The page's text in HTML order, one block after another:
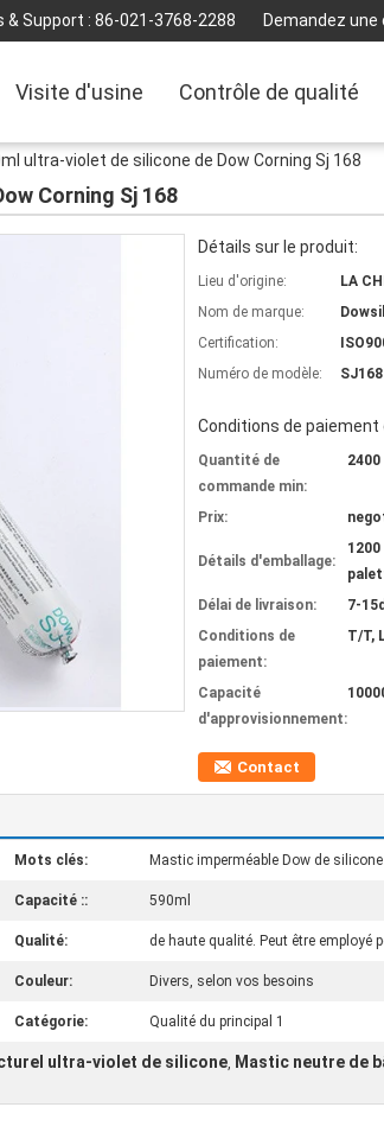
& Support : 86-021-3768-2288 Demandez
Visite d'usine Contrôle de qualité
ultra-violet de silicone de Dow Corning Sj 168
Corning Sj 168
Détails sur le produit:
Lieu d'origine:
LA
Nom de marque:
Dowsil
Certification:
Numéro de modèle:
SJ168
Conditions de paiement
Quantité de
commande min:
Prix:
Détails d'emballage:
Délai de livraison:
7-
Conditions de
paiement:
T/T,
Capacité
d'approvisionnement:
Contact
Mots clés: Mastic imperméable Dow de silicone
Capacité :: 590ml
Qualité: de haute qualité. Peut être employé
Couleur: Divers, selon vos besoins
Catégorie: Qualité du principal 1
ultra-violet de silicone, Mastic neutre de